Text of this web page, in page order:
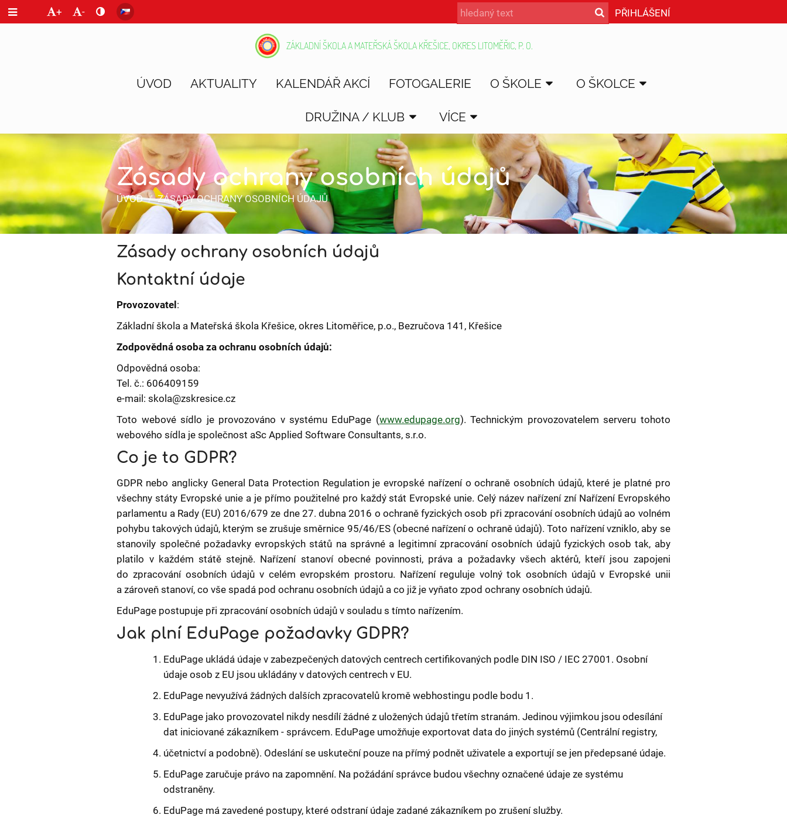
+ - PŘIHLÁŠENÍ
ZÁKLADNÍ ŠKOLA A MATEŘSKÁ ŠKOLA KŘEŠICE, OKRES LITOMĚŘIC, P. O.
ÚVOD AKTUALITY KALENDÁŘ AKCÍ FOTOGALERIE O ŠKOLE O ŠKOLCE
DRUŽINA / KLUB VÍCE
Zásady ochrany osobních údajů
ÚVOD / ZÁSADY OCHRANY OSOBNÍCH ÚDAJŮ
Zásady
ochrany
osobních
údajů
Zásady ochrany osobních údajů
Kontaktní údaje
Provozovatel :
Základní škola a Mateřská škola Křešice, okres Litoměřice, p.o., Bezručova 141, Křešice
Zodpovědná osoba za ochranu osobních údajů:
Odpovědná osoba:
Tel. č.: 606409159
e-mail: skola@zskresice.cz
Toto webové sídlo je provozováno v systému EduPage (www.edupage.org). Technickým provozovatelem serveru tohoto
webového sídla je společnost aSc Applied Software Consultants, s.r.o.
Co je to GDPR?
GDPR nebo anglicky General Data Protection Regulation je evropské nařízení o ochraně osobních údajů, které je platné pro
všechny státy Evropské unie a je přímo použitelné pro každý stát Evropské unie. Celý název nařízení zní Nařízení Evropského
parlamentu a Rady (EU) 2016/679 ze dne 27. dubna 2016 o ochraně fyzických osob při zpracování osobních údajů ao volném
pohybu takových údajů, kterým se zrušuje směrnice 95/46/ES (obecné nařízení o ochraně údajů). Toto nařízení vzniklo, aby se
stanovily společné požadavky evropských států na správné a legitimní zpracování osobních údajů fyzických osob tak, aby
platilo v každém státě stejně. Nařízení stanoví obecné povinnosti, práva a požadavky všech aktérů, kteří jsou zapojeni
do zpracování osobních údajů v celém evropském prostoru. Nařízení reguluje volný tok osobních údajů v Evropské unii
a zároveň stanoví, co vše spadá pod ochranu osobních údajů a co již je vyňato zpod ochrany osobních údajů.
EduPage postupuje při zpracování osobních údajů v souladu s tímto nařízením.
Jak plní EduPage požadavky GDPR?
EduPage ukládá údaje v zabezpečených datových centrech certifikovaných podle DIN ISO / IEC 27001. Osobní
údaje osob z EU jsou ukládány v datových centrech v EU.
EduPage nevyužívá žádných dalších zpracovatelů kromě webhostingu podle bodu 1.
EduPage jako provozovatel nikdy nesdílí žádné z uložených údajů třetím stranám. Jedinou výjimkou jsou odesílání
dat iniciované zákazníkem - správcem. EduPage umožňuje exportovat data do jiných systémů (Centrální registry,
účetnictví a podobně). Odeslání se uskuteční pouze na přímý podnět uživatele a exportují se jen předepsané údaje.
EduPage zaručuje právo na zapomnění. Na požádání správce budou všechny označené údaje ze systému
odstraněny.
EduPage má zavedené postupy, které odstraní údaje zadané zákazníkem po zrušení služby.